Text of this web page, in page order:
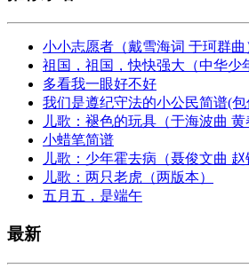
小小志愿者（戴雪海词 于珂群曲
祖国，祖国，快快强大（中华少
多看我一眼好不好
我们是遵纪守法的小公民简谱(
儿歌：褪色的玩具（于海波曲 黄
小蜡笔简谱
儿歌：少年霍去病（聂俊文曲 赵
儿歌：两只老虎（两版本）
五月五，是端午
最新